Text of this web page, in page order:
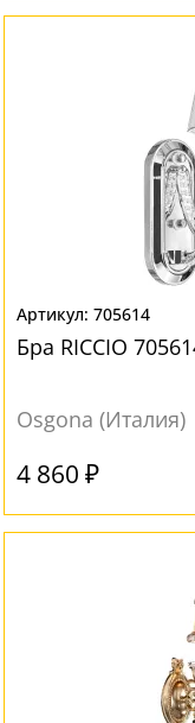
705614
Бра RICCIO
Osgona (Италия)
4 860 ₽